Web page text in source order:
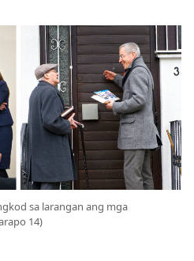
sa larangan ang mga
14)